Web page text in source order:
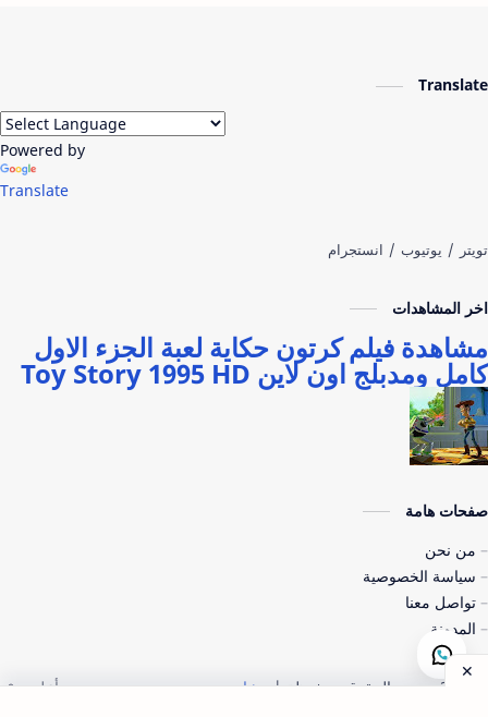
Translate
Powered by
Translate
اخر المشاهدات
مشاهدة فيلم كرتون حكاية لعبة الجزء الاول
كامل ومدبلج اون لاين Toy Story 1995 HD
صفحات هامة
من نحن
سياسة الخصوصية
تواصل معنا
المدونة
2026 - جميع الحقوق محفوظة | مشاهدين